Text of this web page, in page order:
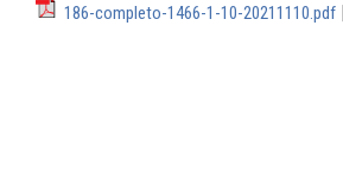
186-completo-1466-1-10-20211110.pdf